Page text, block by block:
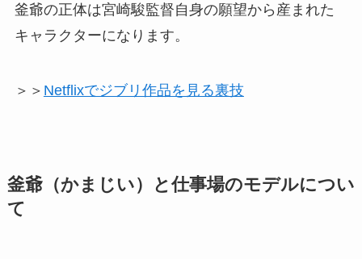
釜爺の正体は宮崎駿監督自身の願望から産まれた
キャラクターになります。
＞＞ Netflixでジブリ作品を見る裏技
釜爺（かまじい）と仕事場のモデルについ
て